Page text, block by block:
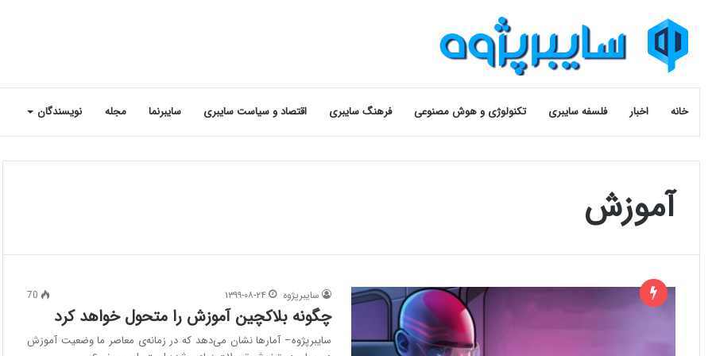
خانه اخبار فلسفه سایبری تکنولوژی و هوش مصنوعی فرهنگ سایبری اقتصاد و سیاست سایبری سایبرنما مجله نویسندگان
آموزش
سایبرپژوه ۱۳۹۹-۰۸-۲۴ 70
چگونه بلاکچین آموزش را متحول خواهد کرد
سایبرپژوه– آمارها نشان می‌دهد که در زمانه‌ی معاصر ما وضعیت آموزش